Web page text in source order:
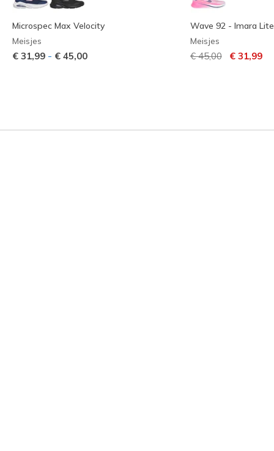
Microspec Max Velocity
Meisjes
€ 31,99 - € 45,00
Wave 92 - Imara Lite
Meisjes
Prijs verlaagd van
€ 45,00naar
€ 31,99